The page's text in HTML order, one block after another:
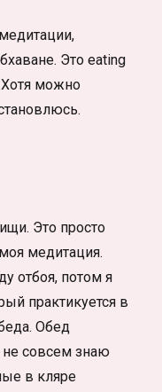
Это eating
Хотя можно
Это просто
медитация.
отбоя, потом я
практикуется в
Обед
не совсем знаю
в кляре